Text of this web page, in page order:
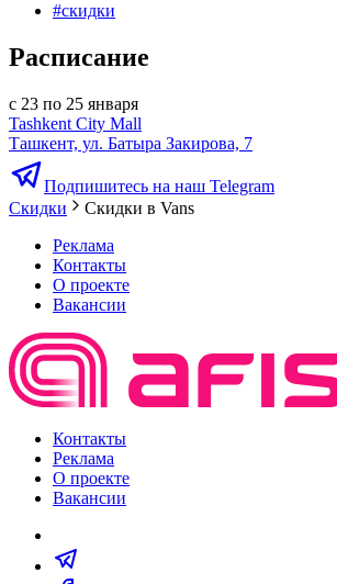
#скидки
Расписание
с 23 по 25 января
Tashkent City Mall
Ташкент, ул. Батыра Закирова, 7
Подпишитесь на наш Telegram
Скидки
Скидки в Vans
Реклама
Контакты
О проекте
Вакансии
Контакты
Реклама
О проекте
Вакансии